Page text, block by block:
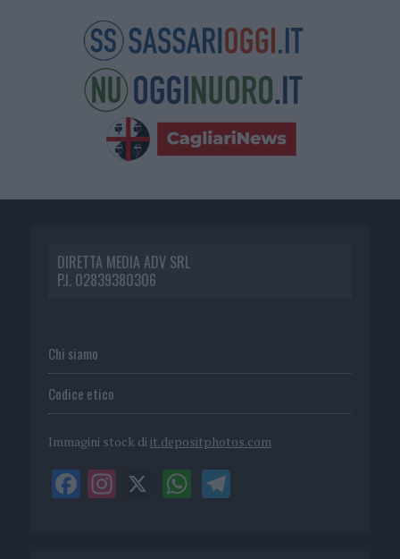
DIRETTA MEDIA ADV SRL
P.I. 02839380306
Chi siamo
Codice etico
Immagini stock di it.depositphotos.com